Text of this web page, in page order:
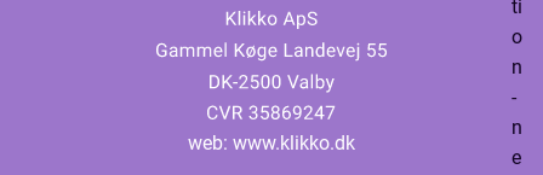
web: www.klikko.dk